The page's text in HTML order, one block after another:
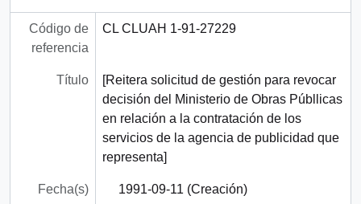
Código de
referencia
CL CLUAH 1-91-27229
Título
[Reitera solicitud de gestión para revocar
decisión del Ministerio de Obras Públlicas
en relación a la contratación de los
servicios de la agencia de publicidad que
representa]
Fecha(s) 1991-09-11 (Creación)